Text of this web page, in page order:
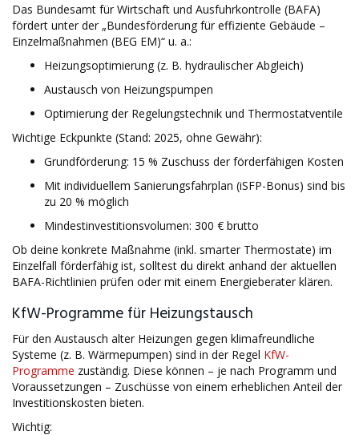
Das Bundesamt für Wirtschaft und Ausfuhrkontrolle (BAFA)
fördert unter der „Bundesförderung für effiziente Gebäude –
Einzelmaßnahmen (BEG EM)“ u. a.:
Heizungsoptimierung (z. B. hydraulischer Abgleich)
Austausch von Heizungspumpen
Optimierung der Regelungstechnik und Thermostatventile
Wichtige Eckpunkte (Stand: 2025, ohne Gewähr):
Grundförderung: 15 % Zuschuss der förderfähigen Kosten
Mit individuellem Sanierungsfahrplan (iSFP-Bonus) sind bis
zu 20 % möglich
Mindestinvestitionsvolumen: 300 € brutto
Ob deine konkrete Maßnahme (inkl. smarter Thermostate) im
Einzelfall förderfähig ist, solltest du direkt anhand der aktuellen
BAFA-Richtlinien prüfen oder mit einem Energieberater klären.
KfW-Programme für Heizungstausch
Für den Austausch alter Heizungen gegen klimafreundliche
Systeme (z. B. Wärmepumpen) sind in der Regel KfW-
Programme zuständig. Diese können – je nach Programm und
Voraussetzungen – Zuschüsse von einem erheblichen Anteil der
Investitionskosten bieten.
Wichtig: